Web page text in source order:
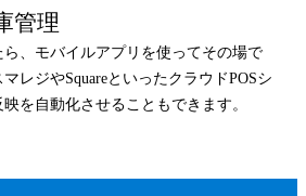
管理
、モバイルアプリを使ってその場で
レジやSquareといったクラウドPOSシ
を自動化させることもできます。